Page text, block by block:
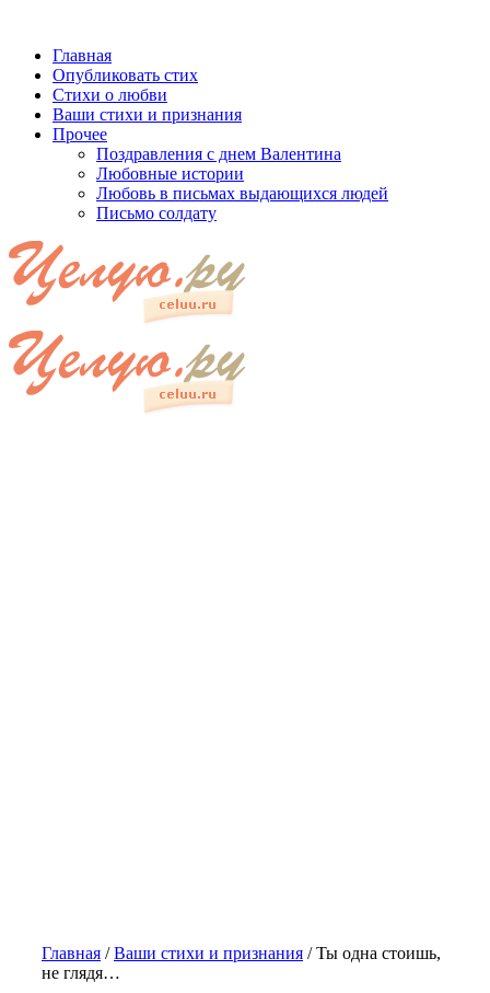
Главная
Опубликовать стих
Стихи о любви
Ваши стихи и признания
Прочее
Поздравления с днем Валентина
Любовные истории
Любовь в письмах выдающихся людей
Письмо солдату
Главная /Ваши стихи и признания /Ты одна стоишь,
не глядя…